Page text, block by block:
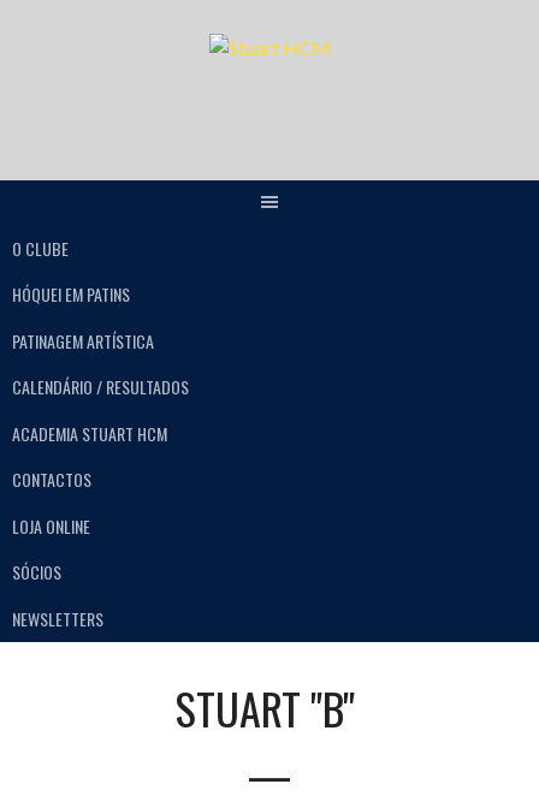
O CLUBE
HÓQUEI EM PATINS
PATINAGEM ARTÍSTICA
CALENDÁRIO / RESULTADOS
ACADEMIA STUART HCM
CONTACTOS
LOJA ONLINE
SÓCIOS
NEWSLETTERS
STUART "B"
—